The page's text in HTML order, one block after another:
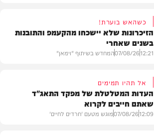
כשהאש בוערת!
הזיכרונות שלא יישכחו מהקעמפ והתובנות
בשנים שאחרי
12:21
07/08/26המחדש בשיתוף "וימאן"
אל תהיו תמימים
העדות המטלטלת של מפקד התאג"ד
שאתם חייבים לקרוא
12:09
07/08/26מוגש מטעם 'חרדים לחיים'